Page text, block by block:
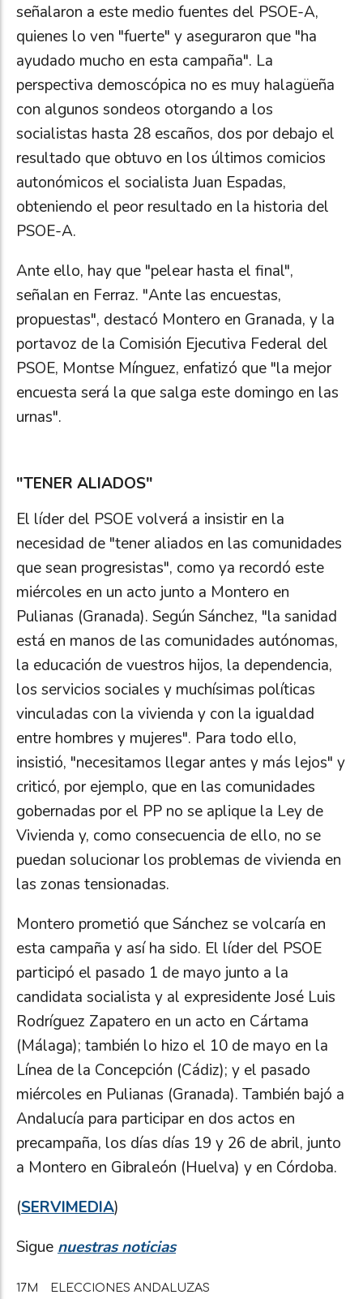
señalaron a este medio fuentes del PSOE-A,
quienes lo ven "fuerte" y aseguraron que "ha
ayudado mucho en esta campaña". La
perspectiva demoscópica no es muy halagüeña
con algunos sondeos otorgando a los
socialistas hasta 28 escaños, dos por debajo el
resultado que obtuvo en los últimos comicios
autonómicos el socialista Juan Espadas,
obteniendo el peor resultado en la historia del
PSOE-A.
Ante ello, hay que "pelear hasta el final",
señalan en Ferraz. "Ante las encuestas,
propuestas", destacó Montero en Granada, y la
portavoz de la Comisión Ejecutiva Federal del
PSOE, Montse Mínguez, enfatizó que "la mejor
encuesta será la que salga este domingo en las
urnas".
"TENER ALIADOS"
El líder del PSOE volverá a insistir en la
necesidad de "tener aliados en las comunidades
que sean progresistas", como ya recordó este
miércoles en un acto junto a Montero en
Pulianas (Granada). Según Sánchez, "la sanidad
está en manos de las comunidades autónomas,
la educación de vuestros hijos, la dependencia,
los servicios sociales y muchísimas políticas
vinculadas con la vivienda y con la igualdad
entre hombres y mujeres". Para todo ello,
insistió, "necesitamos llegar antes y más lejos" y
criticó, por ejemplo, que en las comunidades
gobernadas por el PP no se aplique la Ley de
Vivienda y, como consecuencia de ello, no se
puedan solucionar los problemas de vivienda en
las zonas tensionadas.
Montero prometió que Sánchez se volcaría en
esta campaña y así ha sido. El líder del PSOE
participó el pasado 1 de mayo junto a la
candidata socialista y al expresidente José Luis
Rodríguez Zapatero en un acto en Cártama
(Málaga); también lo hizo el 10 de mayo en la
Línea de la Concepción (Cádiz); y el pasado
miércoles en Pulianas (Granada). También bajó a
Andalucía para participar en dos actos en
precampaña, los días días 19 y 26 de abril, junto
a Montero en Gibraleón (Huelva) y en Córdoba.
(SERVIMEDIA)
Sigue nuestras noticias
17M ELECCIONES ANDALUZAS